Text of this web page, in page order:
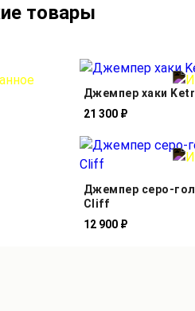
товары
Джемпер хаки
21 300 ₽
Джемпер серо-
Cliff
12 900 ₽